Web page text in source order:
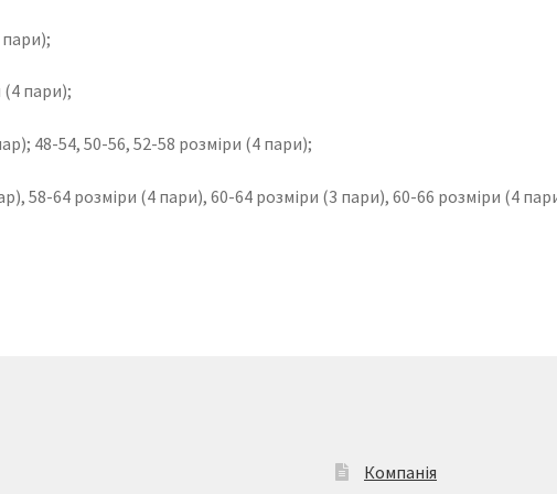
пари);
(4 пари);
48-54, 50-56, 52-58 розміри (4 пари);
58-64 розміри (4 пари), 60-64 розміри (3 пари), 60-66 розміри (4
Компанія